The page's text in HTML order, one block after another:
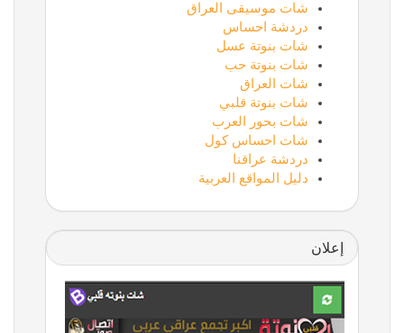
شات موسيقى العراق
دردشة احساس
شات بنوتة عسل
شات بنوتة حب
شات العراق
شات بنوتة قلبي
شات بحور العرب
شات احساس كول
دردشة عراقنا
دليل المواقع العربية
إعلان